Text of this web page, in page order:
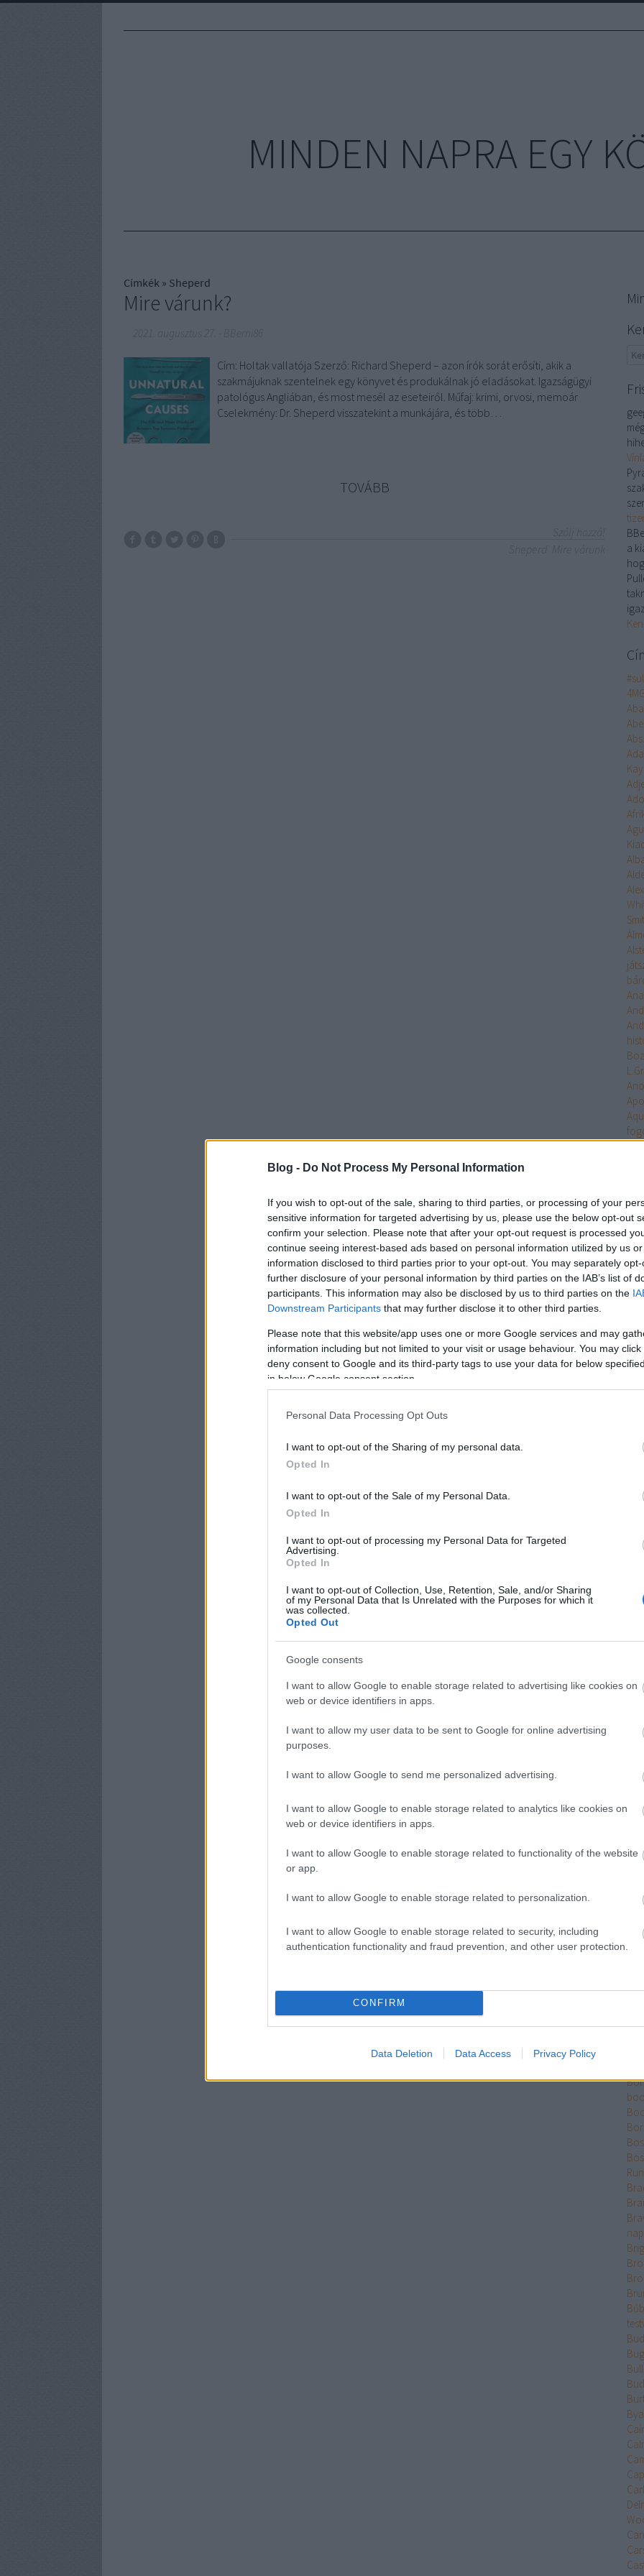
Blog - Do Not Process My Personal Information
If you wish to opt-out of the sale, sharing to third parties, or processing of your
sensitive information for targeted advertising by us, please use the below opt-out
confirm your selection. Please note that after your opt-out request is processed
continue seeing interest-based ads based on personal information utilized by us
information disclosed to third parties prior to your opt-out. You may separately
further disclosure of your personal information by third parties on the IAB’s list of
participants. This information may also be disclosed by us to third parties on the
Downstream Participants that may further disclose it to other third parties.
Please note that this website/app uses one or more Google services and may
information including but not limited to your visit or usage behaviour. You may
deny consent to Google and its third-party tags to use your data for below
in below Google consent section.
Personal Data Processing Opt Outs
I want to opt-out of the Sharing of my personal data.
Opted In
I want to opt-out of the Sale of my Personal Data.
Opted In
I want to opt-out of processing my Personal Data for Targeted
Advertising.
Opted In
I want to opt-out of Collection, Use, Retention, Sale, and/or Sharing
of my Personal Data that Is Unrelated with the Purposes for which it
was collected.
Opted Out
Google consents
I want to allow Google to enable storage related to advertising like cookies on
web or device identifiers in apps.
I want to allow my user data to be sent to Google for online advertising
purposes.
I want to allow Google to send me personalized advertising.
I want to allow Google to enable storage related to analytics like cookies on
web or device identifiers in apps.
I want to allow Google to enable storage related to functionality of the website
or app.
I want to allow Google to enable storage related to personalization.
I want to allow Google to enable storage related to security, including
authentication functionality and fraud prevention, and other user protection.
CONFIRM
Data Deletion Data Access Privacy Policy
MINDEN NAPRA EGY
Címkék » Sheperd
Mire várunk?
Cím: Holtak vallatója Szerző: Richard Sheperd – azon írók sorát erősíti, akik a
szakmájuknak szentelnek egy könyvet és produkálnak jó eladásokat. Igazságügyi
patológus Angliában, és most mesél az eseteiről. Műfaj: krimi, orvosi, memoár
Cselekmény: Dr. Sheperd visszatekint a munkájára, és több…
TOVÁBB
a
Kay
Awad
A